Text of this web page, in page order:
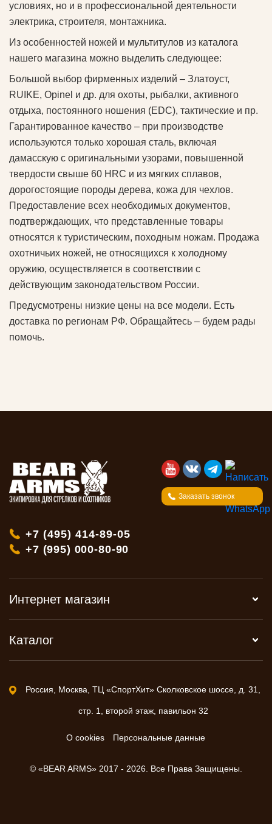
условиях, но и в профессиональной деятельности
электрика, строителя, монтажника.
Из особенностей ножей и мультитулов из каталога
нашего магазина можно выделить следующее:
Большой выбор фирменных изделий – Златоуст,
RUIKE, Opinel и др. для охоты, рыбалки, активного
отдыха, постоянного ношения (EDC), тактические и пр.
Гарантированное качество – при производстве
используются только хорошая сталь, включая
дамасскую с оригинальными узорами, повышенной
твердости свыше 60 HRC и из мягких сплавов,
дорогостоящие породы дерева, кожа для чехлов.
Предоставление всех необходимых документов,
подтверждающих, что представленные товары
относятся к туристическим, походным ножам. Продажа
охотничьих ножей, не относящихся к холодному
оружию, осуществляется в соответствии с
действующим законодательством России.
Предусмотрены низкие цены на все модели. Есть
доставка по регионам РФ. Обращайтесь – будем рады
помочь.
Заказать звонок
+7 (495) 414-89-05
+7 (995) 000-80-90
Интернет магазин
Каталог
Россия, Москва, ТЦ «СпортХит» Сколковское шоссе, д. 31,
стр. 1, второй этаж, павильон 32
О cookies Персональные данные
© «BEAR ARMS» 2017 - 2026. Все Права Защищены.